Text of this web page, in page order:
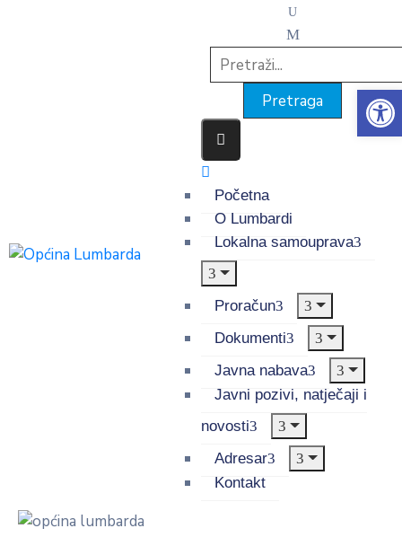
Početna
O Lumbardi
Lokalna samouprava
Proračun
Dokumenti
Javna nabava
Javni pozivi, natječaji i
novosti
Adresar
Kontakt